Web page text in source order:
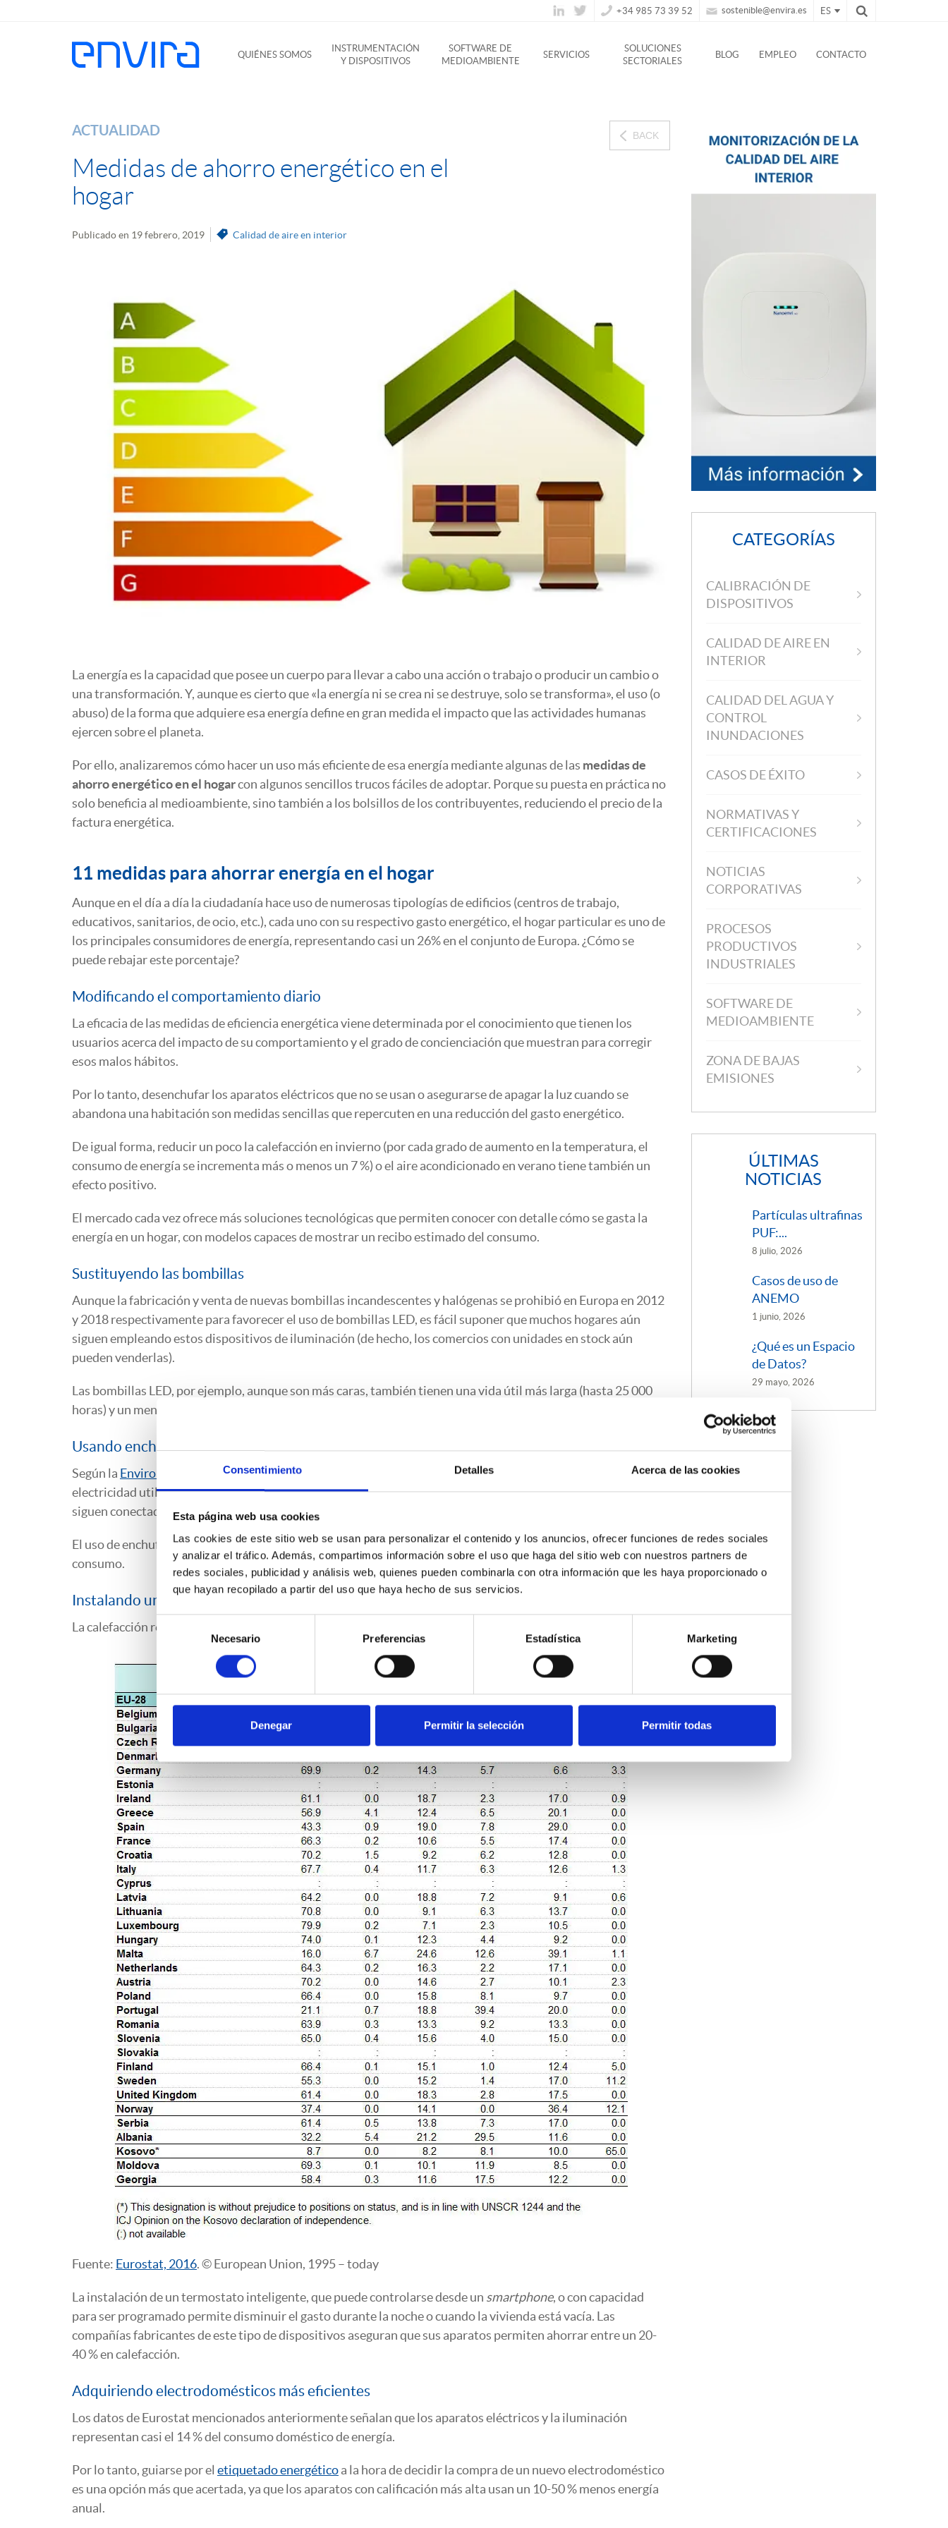
Consentimiento Detalles Acerca de las cookies
Esta página web usa cookies
Las cookies de este sitio web se usan para personalizar el contenido y los anuncios, ofrecer funciones de redes sociales
y analizar el tráfico. Además, compartimos información sobre el uso que haga del sitio web con nuestros partners de
redes sociales, publicidad y análisis web, quienes pueden combinarla con otra información que les haya proporcionado o
que hayan recopilado a partir del uso que haya hecho de sus servicios.
consentimiento
Necesario Preferencias Estadística Marketing
Denegar Permitir la selección Permitir todas
ES
sostenible@envira.es
+34 985 73 39 52
QUIÉNES SOMOS
INSTRUMENTACIÓN
Y DISPOSITIVOS
SOFTWARE DE
MEDIOAMBIENTE
SERVICIOS
SOLUCIONES
SECTORIALES
BLOG EMPLEO CONTACTO
ACTUALIDAD
Medidas de ahorro energético en el
hogar
Publicado en 19 febrero, 2019 Calidad de aire en interior
BACK
La energía es la capacidad que posee un cuerpo para llevar a cabo una acción o trabajo o producir un cambio o
una transformación. Y, aunque es cierto que «la energía ni se crea ni se destruye, solo se transforma», el uso (o
abuso) de la forma que adquiere esa energía define en gran medida el impacto que las actividades humanas
ejercen sobre el planeta.
Por ello, analizaremos cómo hacer un uso más eficiente de esa energía mediante algunas de las medidas de
ahorro energético en el hogarcon algunos sencillos trucos fáciles de adoptar. Porque su puesta en práctica no
solo beneficia al medioambiente, sino también a los bolsillos de los contribuyentes, reduciendo el precio de la
factura energética.
11 medidas para ahorrar energía en el hogar
Aunque en el día a día la ciudadanía hace uso de numerosas tipologías de edificios (centros de trabajo,
educativos, sanitarios, de ocio, etc.), cada uno con su respectivo gasto energético, el hogar particular es uno de
los principales consumidores de energía, representando casi un 26% en el conjunto de Europa. ¿Cómo se
puede rebajar este porcentaje?
Modificando el comportamiento diario
La eficacia de las medidas de eficiencia energética viene determinada por el conocimiento que tienen los
usuarios acerca del impacto de su comportamiento y el grado de concienciación que muestran para corregir
esos malos hábitos.
Por lo tanto, desenchufar los aparatos eléctricos que no se usan o asegurarse de apagar la luz cuando se
abandona una habitación son medidas sencillas que repercuten en una reducción del gasto energético.
De igual forma, reducir un poco la calefacción en invierno (por cada grado de aumento en la temperatura, el
consumo de energía se incrementa más o menos un 7 %) o el aire acondicionado en verano tiene también un
efecto positivo.
El mercado cada vez ofrece más soluciones tecnológicas que permiten conocer con detalle cómo se gasta la
energía en un hogar, con modelos capaces de mostrar un recibo estimado del consumo.
Sustituyendo las bombillas
Aunque la fabricación y venta de nuevas bombillas incandescentes y halógenas se prohibió en Europa en 2012
y 2018 respectivamente para favorecer el uso de bombillas LED, es fácil suponer que muchos hogares aún
siguen empleando estos dispositivos de iluminación (de hecho, los comercios con unidades en stock aún
pueden venderlas).
Las bombillas LED, por ejemplo, aunque son más caras, también tienen una vida útil más larga (hasta 25 000
horas) y un menor consumo (un ahorro del 90 %) que compensa su mayor precio.
Usando enchufes y regletas inteligentes
Según la Environmental Protection Agency (EPA) de EE.UU.
, en un hogar promedio, el 75 % de toda la
electricidad utilizada por los aparatos electrónicos se consume mientras esos aparatos están apagados, pero
siguen conectados a la red eléctrica.
El uso de enchufes y regletas inteligentes con capacidad para programarse pueden contribuir a reducir este
consumo.
Instalando un termostato inteligente o programable
La calefacción representa el mayor gasto de energía en un hogar, con una media europea del 64,6 %.
Fuente: Eurostat, 2016. © European Union, 1995 – today
La instalación de un termostato inteligente, que puede controlarse desde un smartphone, o con capacidad
para ser programado permite disminuir el gasto durante la noche o cuando la vivienda está vacía. Las
compañías fabricantes de este tipo de dispositivos aseguran que sus aparatos permiten ahorrar entre un 20-
40 % en calefacción.
Adquiriendo electrodomésticos más eficientes
Los datos de Eurostat mencionados anteriormente señalan que los aparatos eléctricos y la iluminación
representan casi el 14 % del consumo doméstico de energía.
Por lo tanto, guiarse por el etiquetado energéticoa la hora de decidir la compra de un nuevo electrodoméstico
es una opción más que acertada, ya que los aparatos con calificación más alta usan un 10-50 % menos energía
anual.
CATEGORÍAS
CALIBRACIÓN DE
DISPOSITIVOS
CALIDAD DE AIRE EN
INTERIOR
CALIDAD DEL AGUA Y
CONTROL
INUNDACIONES
CASOS DE ÉXITO
NORMATIVAS Y
CERTIFICACIONES
NOTICIAS
CORPORATIVAS
PROCESOS
PRODUCTIVOS
INDUSTRIALES
SOFTWARE DE
MEDIOAMBIENTE
ZONA DE BAJAS
EMISIONES
ÚLTIMAS
NOTICIAS
Partículas ultrafinas
PUF:...
8 julio, 2026
Casos de uso de
ANEMO
1 junio, 2026
¿Qué es un Espacio
de Datos?
29 mayo, 2026